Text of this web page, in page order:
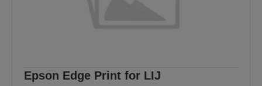
Epson Edge Print for LIJ